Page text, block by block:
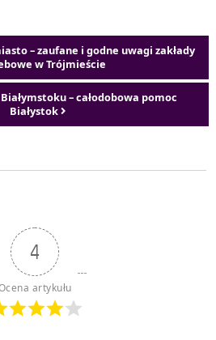
– zaufane i godne uwagi zakłady
w Trójmieście
– całodobowa pomoc
Białystok
4
artykułu